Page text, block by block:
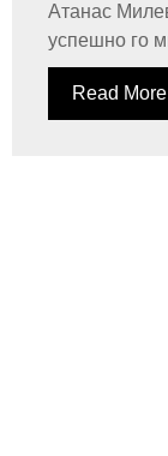
Атанас
успешно го
Read More